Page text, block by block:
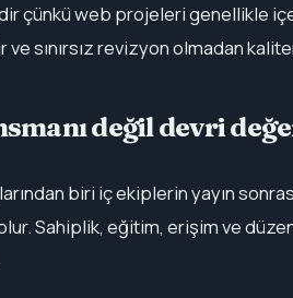
çünkü web projeleri genellikle
sınırsız revizyon olmadan
değil devri
biri iç ekiplerin yayın
Sahiplik, eğitim, erişim ve